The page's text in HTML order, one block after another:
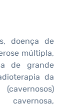
doença de
múltipla,
de grande
da